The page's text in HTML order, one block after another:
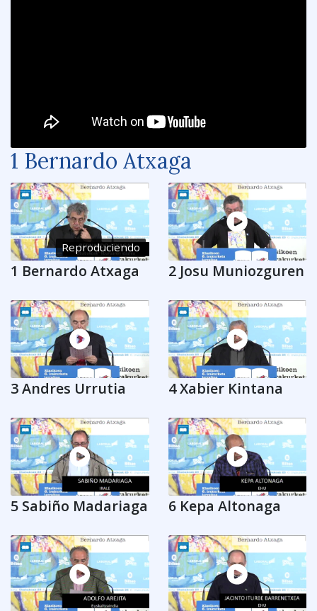
1 Bernardo Atxaga
Reproduciendo
1 Bernardo Atxaga 2 Josu Muniozguren
3 Andres Urrutia 4 Xabier Kintana
5 Sabiño Madariaga 6 Kepa Altonaga